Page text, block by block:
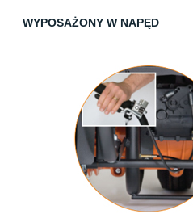
WYPOSAŻONY W NAPĘD